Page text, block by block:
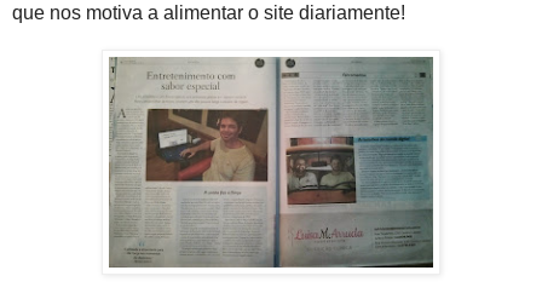
que nos motiva a alimentar o site diariamente!